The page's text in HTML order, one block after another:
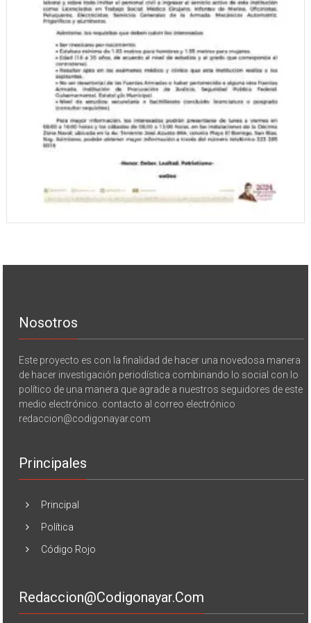
Nosotros
Este proyecto es con la finalidad de hacer una novedosa manera
de hacer investigación periodística combinando lo social con lo
político de una manera que agrade a nuestros seguidores de este
medio electrónico. contacto al correo electrónico
redaccion@codigonayar.com
Principales
Principal
Política
Código Rojo
Redaccion@codigonayar.com